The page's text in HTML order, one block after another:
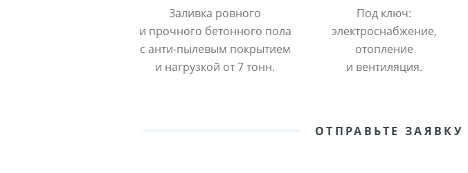
Заливка ровного
и прочного бетонного пола
с анти-пылевым покрытием
и нагрузкой от 7 тонн.
Под ключ:
электроснабжение,
отопление
и вентиляция.
ОТПРАВЬТЕ